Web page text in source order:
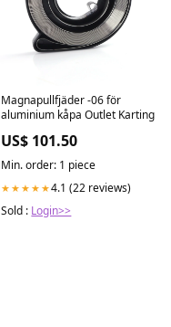
Magnapullfjäder -06 för
aluminium kåpa Outlet Karting
US$ 101.50
Min. order: 1 piece
★★★★★4.1 (22 reviews)
Sold : Login>>